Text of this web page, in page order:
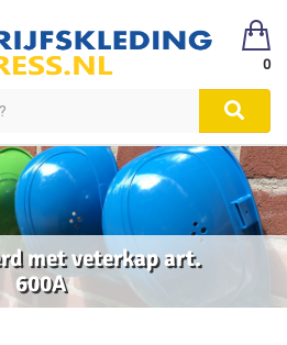
0
met veterkap art.
600A